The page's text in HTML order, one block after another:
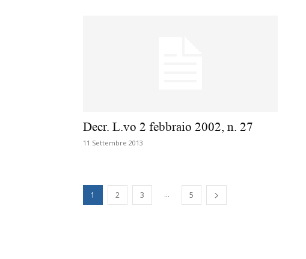
Decr. L.vo 2 febbraio 2002, n. 27
11 Settembre 2013
1 2 3 ... 5